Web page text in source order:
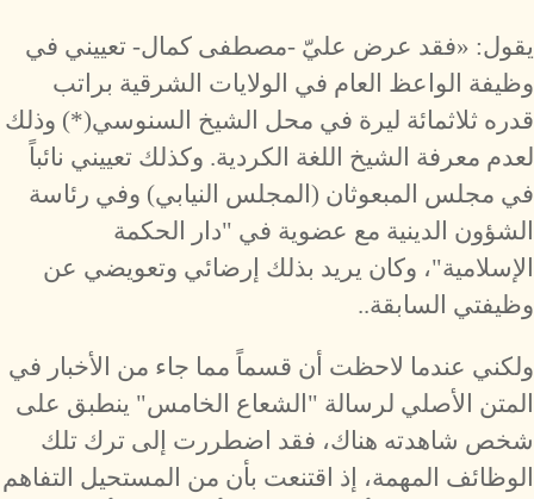
يقول: «فقد عرض عليّ -مصطفى كمال- تعييني في
وظيفة الواعظ العام في الولايات الشرقية براتب
قدره ثلاثمائة ليرة في محل الشيخ السنوسي(*) وذلك
لعدم معرفة الشيخ اللغة الكردية. وكذلك تعييني نائباً
في مجلس المبعوثان (المجلس النيابي) وفي رئاسة
الشؤون الدينية مع عضوية في "دار الحكمة
الإسلامية"، وكان يريد بذلك إرضائي وتعويضي عن
وظيفتي السابقة..
ولكني عندما لاحظت أن قسماً مما جاء من الأخبار في
المتن الأصلي لرسالة "الشعاع الخامس" ينطبق على
شخص شاهدته هناك، فقد اضطررت إلى ترك تلك
الوظائف المهمة، إذ اقتنعت بأن من المستحيل التفاهم